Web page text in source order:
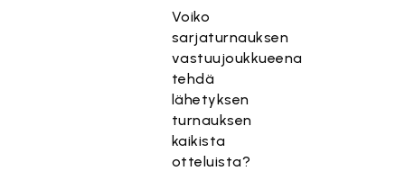
Voiko
sarjaturnauksen
vastuujoukkueena
tehdä
lähetyksen
turnauksen
kaikista
otteluista?